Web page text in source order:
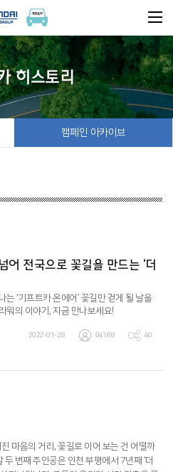
히스토리
캠페인 아카이브
어 전국으로 꽃길을 만드는 '더
‘기프트카 온에어’ 꽃길만 걷게 될 날을
워의 이야기, 지금 만나보세요!
2022-01-28 84188 40
마음의 거리, 꽃길로 이어 보는 건 어떨까
번째 주인공은 인천 부평에서 7년째 ‘더